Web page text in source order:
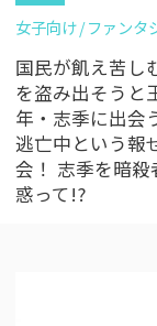
女子向け ファンタ
国民が飢え苦し
を盗み出そうと
年・志季に出会
逃亡中という報
会！ 志季を暗
惑って!?